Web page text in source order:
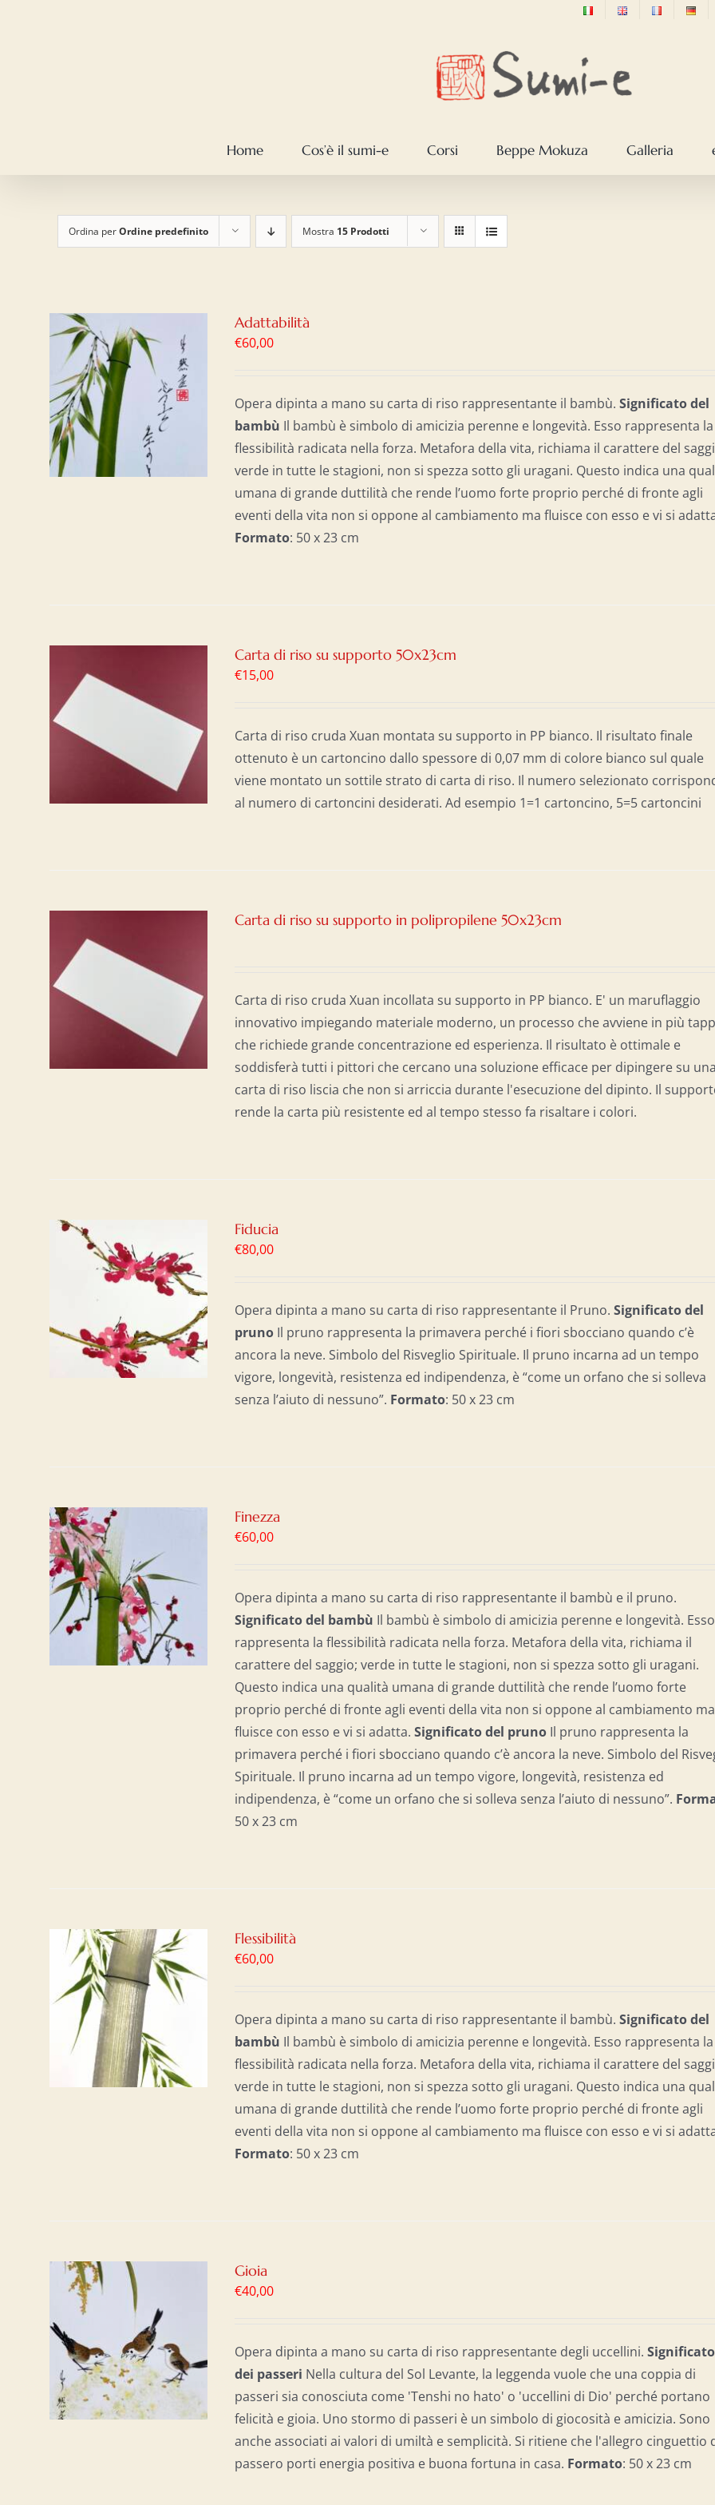
Home Cos’è il sumi-e Corsi Beppe Mokuza Galleria
Ordina perOrdine predefinito Mostra 15 Prodotti
Adattabilità
€60,00
Opera dipinta a mano su carta di riso rappresentante il bambù.Significato del
bambù Il bambù è simbolo di amicizia perenne e longevità. Esso rappresenta la
flessibilità radicata nella forza. Metafora della vita, richiama il carattere del
verde in tutte le stagioni, non si spezza sotto gli uragani. Questo indica una
umana di grande duttilità che rende l’uomo forte proprio perché di fronte agli
eventi della vita non si oppone al cambiamento ma fluisce con esso e vi si
Formato: 50 x 23 cm
Carta di riso su supporto 50x23cm
€15,00
Carta di riso cruda Xuan montata su supporto in PP bianco. Il risultato finale
ottenuto è un cartoncino dallo spessore di 0,07 mm di colore bianco sul quale
viene montato un sottile strato di carta di riso. Il numero selezionato
al numero di cartoncini desiderati. Ad esempio 1=1 cartoncino, 5=5 cartoncini
Carta di riso su supporto in polipropilene 50x23cm
Carta di riso cruda Xuan incollata su supporto in PP bianco. E' un maruflaggio
innovativo impiegando materiale moderno, un processo che avviene in più
che richiede grande concentrazione ed esperienza. Il risultato è ottimale e
soddisferà tutti i pittori che cercano una soluzione efficace per dipingere su una
carta di riso liscia che non si arriccia durante l'esecuzione del dipinto. Il
rende la carta più resistente ed al tempo stesso fa risaltare i colori.
Fiducia
€80,00
Opera dipinta a mano su carta di riso rappresentante il Pruno.Significato del
pruno Il pruno rappresenta la primavera perché i fiori sbocciano quando c’è
ancora la neve. Simbolo del Risveglio Spirituale. Il pruno incarna ad un tempo
vigore, longevità, resistenza ed indipendenza, è “come un orfano che si solleva
senza l’aiuto di nessuno”. Formato: 50 x 23 cm
Finezza
€60,00
Opera dipinta a mano su carta di riso rappresentante il bambù e il pruno.
Significato del bambù Il bambù è simbolo di amicizia perenne e longevità. Esso
rappresenta la flessibilità radicata nella forza. Metafora della vita, richiama il
carattere del saggio; verde in tutte le stagioni, non si spezza sotto gli uragani.
Questo indica una qualità umana di grande duttilità che rende l’uomo forte
proprio perché di fronte agli eventi della vita non si oppone al cambiamento ma
fluisce con esso e vi si adatta.Significato del pruno Il pruno rappresenta la
primavera perché i fiori sbocciano quando c’è ancora la neve. Simbolo del
Spirituale. Il pruno incarna ad un tempo vigore, longevità, resistenza ed
indipendenza, è “come un orfano che si solleva senza l’aiuto di nessuno”.
50 x 23 cm
Flessibilità
€60,00
Opera dipinta a mano su carta di riso rappresentante il bambù.Significato del
bambù Il bambù è simbolo di amicizia perenne e longevità. Esso rappresenta la
flessibilità radicata nella forza. Metafora della vita, richiama il carattere del
verde in tutte le stagioni, non si spezza sotto gli uragani. Questo indica una
umana di grande duttilità che rende l’uomo forte proprio perché di fronte agli
eventi della vita non si oppone al cambiamento ma fluisce con esso e vi si
Formato: 50 x 23 cm
Gioia
€40,00
Opera dipinta a mano su carta di riso rappresentante degli uccellini.Significato
dei passeri Nella cultura del Sol Levante, la leggenda vuole che una coppia di
passeri sia conosciuta come 'Tenshi no hato' o 'uccellini di Dio' perché portano
felicità e gioia. Uno stormo di passeri è un simbolo di giocosità e amicizia. Sono
anche associati ai valori di umiltà e semplicità. Si ritiene che l'allegro cinguettio
passero porti energia positiva e buona fortuna in casa. Formato: 50 x 23 cm